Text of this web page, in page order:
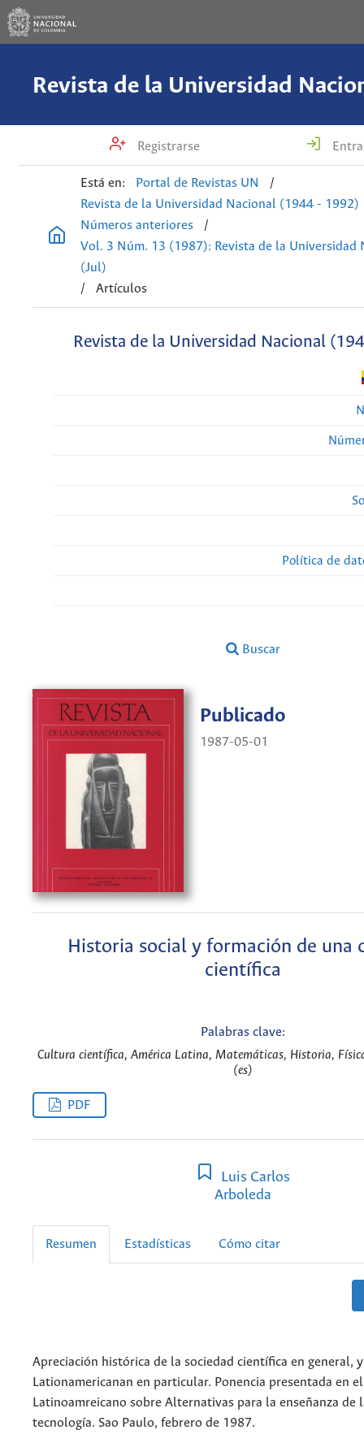
Registrarse
Está en: Portal de Revistas UN
/
Revista de la Universidad Nacional (1944 - 1992)
Números anteriores
/
Vol. 3 Núm. 13 (1987): Revista de la Universidad
(Jul)
/
Artículos
Revista de la Universidad Nacional
Política de
Buscar
Publicado
1987-05-01
Historia social y formación de una
científica
Palabras clave:
Cultura científica, América Latina, Matemáticas, Historia,
(es)
PDF
Luis Carlos
Arboleda
Resumen Estadísticas Cómo citar
Apreciación histórica de la sociedad científica en general, y
Lationamericanan en particular. Ponencia presentada en
Latinoamreicano sobre Alternativas para la enseñanza de
tecnología. Sao Paulo, febrero de 1987.